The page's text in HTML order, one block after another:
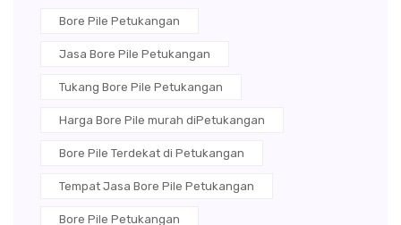
Bore Pile Petukangan
Jasa Bore Pile Petukangan
Tukang Bore Pile Petukangan
Harga Bore Pile murah diPetukangan
Bore Pile Terdekat di Petukangan
Tempat Jasa Bore Pile Petukangan
Bore Pile Petukangan